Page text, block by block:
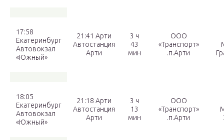
17:58
Екатеринбург
Автовокзал
«Южный»
21:41 Арти
Автостанция
Арти
3 ч
43
мин
ООО
«Транспорт»
.п.Арти
18:05
Екатеринбург
Автовокзал
«Южный»
21:18 Арти
Автостанция
Арти
3 ч
13
мин
ООО
«Транспорт»
.п.Арти